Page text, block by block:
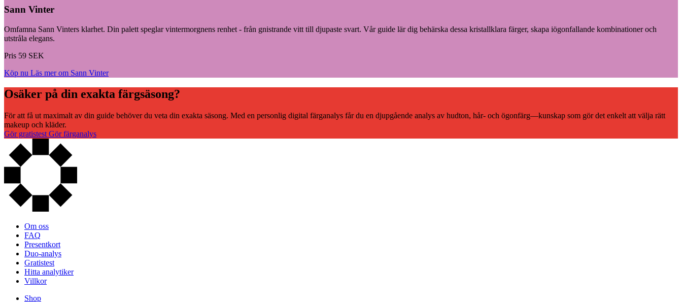
Sann Vinter
Omfamna Sann Vinters klarhet. Din palett speglar vintermorgnens renhet - från gnistrande vitt till djupaste svart. Vår guide lär dig behärska dessa kristallklara färger, skapa iögonfallande kombinationer och
utstråla elegans.
Pris 59 SEK
Köp nu Läs mer om Sann Vinter
Osäker på din exakta färgsäsong?
För att få ut maximalt av din guide behöver du veta din exakta säsong. Med en personlig digital färganalys får du en djupgående analys av hudton, hår- och ögonfärg—kunskap som gör det enkelt att välja rätt
makeup och kläder.
Gör gratistest Gör färganalys
Om oss
FAQ
Presentkort
Duo-analys
Gratistest
Hitta analytiker
Villkor
Shop